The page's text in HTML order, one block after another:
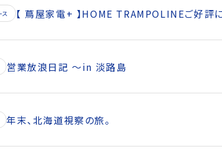
ス 【 蔦屋家電+ 】HOME TRAMPOLINEご好評
営業放浪日記 ～in 淡路島
年末、北海道視察の旅。